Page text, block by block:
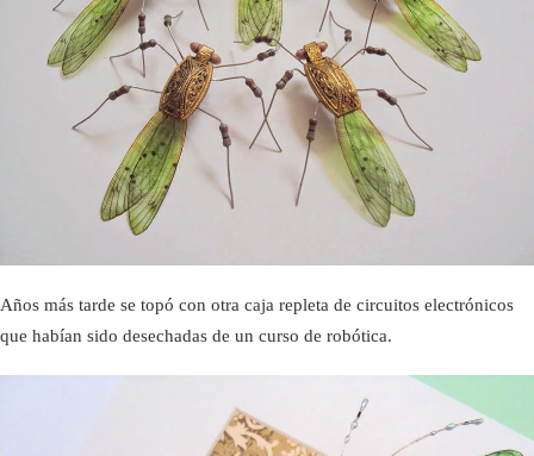
Años más tarde se topó con otra caja repleta de circuitos electrónicos
que habían sido desechadas de un curso de robótica.